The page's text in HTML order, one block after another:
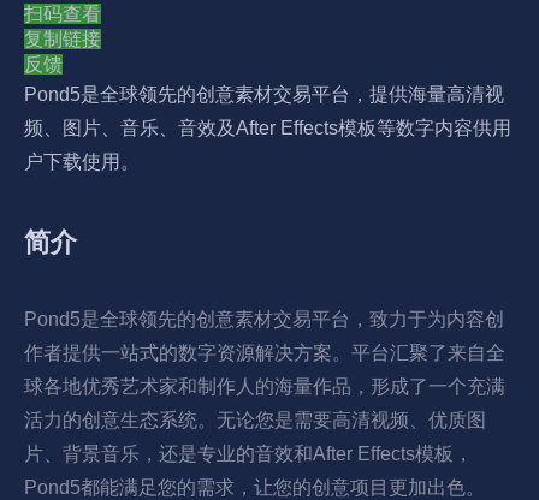
扫码查看
复制链接
反馈
Pond5是全球领先的创意素材交易平台，提供海量高清视
频、图片、音乐、音效及After Effects模板等数字内容供用
户下载使用。
简介
Pond5是全球领先的创意素材交易平台，致力于为内容创
作者提供一站式的数字资源解决方案。平台汇聚了来自全
球各地优秀艺术家和制作人的海量作品，形成了一个充满
活力的创意生态系统。无论您是需要高清视频、优质图
片、背景音乐，还是专业的音效和After Effects模板，
Pond5都能满足您的需求，让您的创意项目更加出色。